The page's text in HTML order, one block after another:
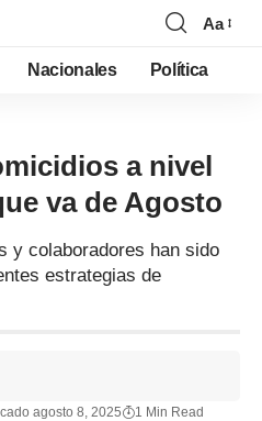
Aa
Nacionales Política
a nivel
va de Agosto
y colaboradores han sido
estrategias de
agosto 8, 2025 1 Min Read